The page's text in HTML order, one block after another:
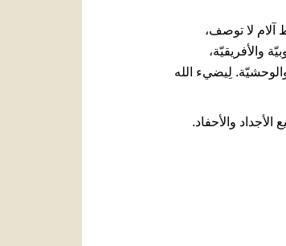
آلام لا توصف،
والأفريقيّة،
لِيضيء الله
والأحفاد.